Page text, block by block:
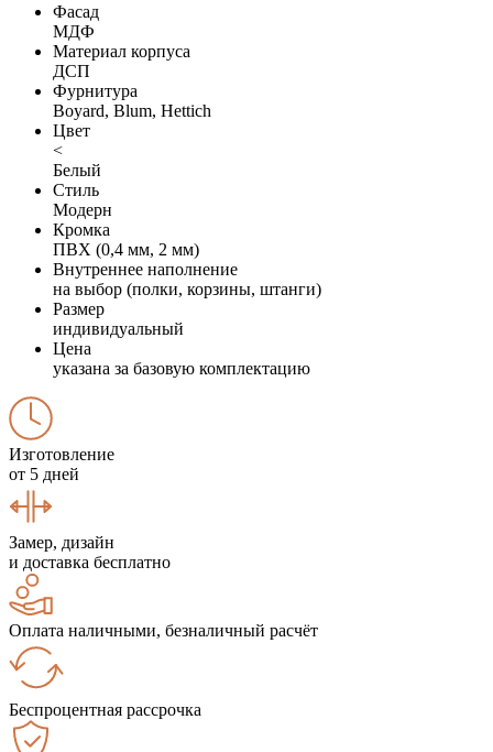
Фасад
МДФ
Материал корпуса
ДСП
Фурнитура
Boyard, Blum, Hettich
Цвет
<
Белый
Стиль
Модерн
Кромка
ПВХ (0,4 мм, 2 мм)
Внутреннее наполнение
на выбор (полки, корзины, штанги)
Размер
индивидуальный
Цена
указана за базовую комплектацию
Изготовление
от 5 дней
Замер, дизайн
и доставка бесплатно
Оплата наличными, безналичный расчёт
Беспроцентная рассрочка